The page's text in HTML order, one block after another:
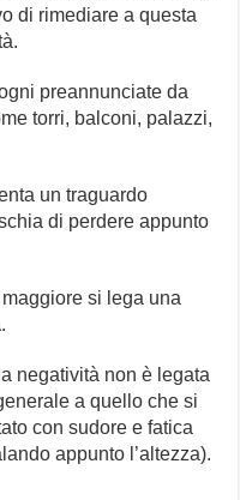
di rimediare a questa
preannunciate da
torri, balconi, palazzi,
un traguardo
di perdere appunto
si lega una
.
negatività non è legata
a quello che si
con sudore e fatica
appunto l’altezza).